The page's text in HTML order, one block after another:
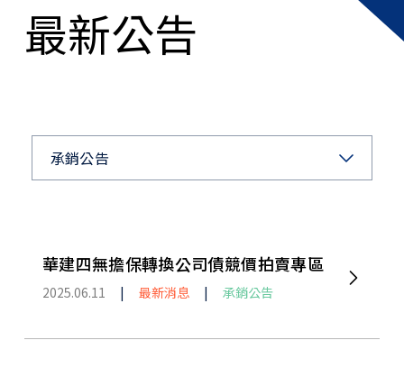
最新公告
承銷公告
華建四無擔保轉換公司債競價拍賣專區
2025.06.11 | 最新消息 | 承銷公告